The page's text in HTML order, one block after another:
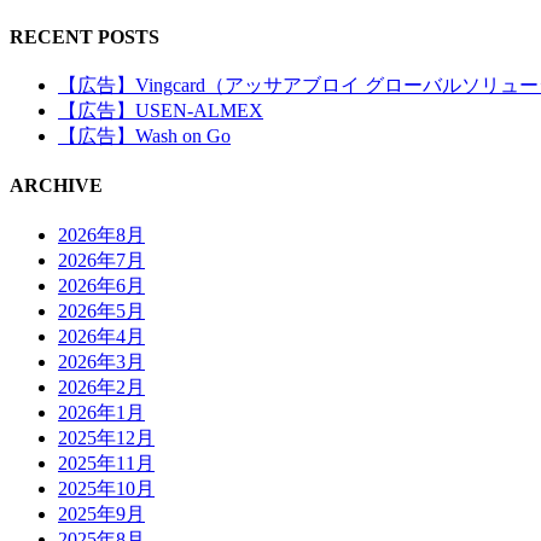
RECENT POSTS
【広告】Vingcard（アッサアブロイ グローバルソリュ
【広告】USEN-ALMEX
【広告】Wash on Go
ARCHIVE
2026年8月
2026年7月
2026年6月
2026年5月
2026年4月
2026年3月
2026年2月
2026年1月
2025年12月
2025年11月
2025年10月
2025年9月